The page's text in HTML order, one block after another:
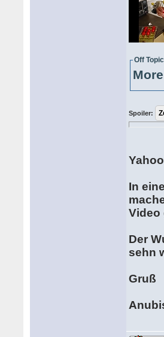
Off
Spoiler:
In
Video
Der
sehn
Gruß